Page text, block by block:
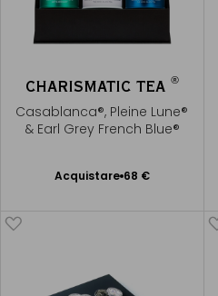
CHARISMATIC TEA ®
Casablanca®, Pleine Lune®
& Earl Grey French Blue®
Acquistare 68 €
Aggiungere